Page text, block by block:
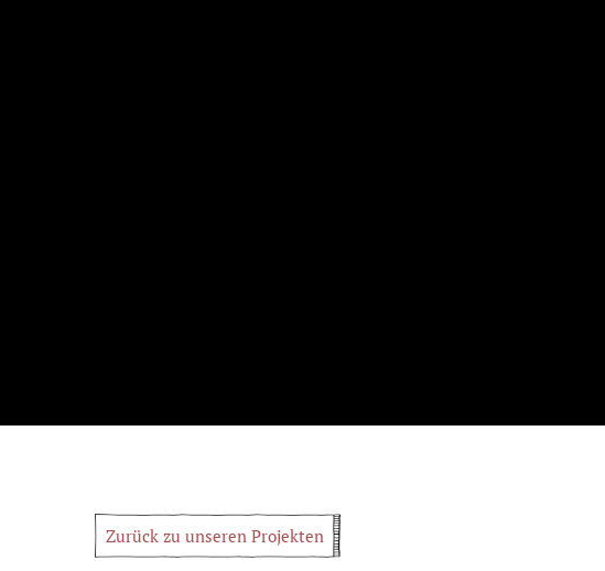
Zurück zu unseren Projekten